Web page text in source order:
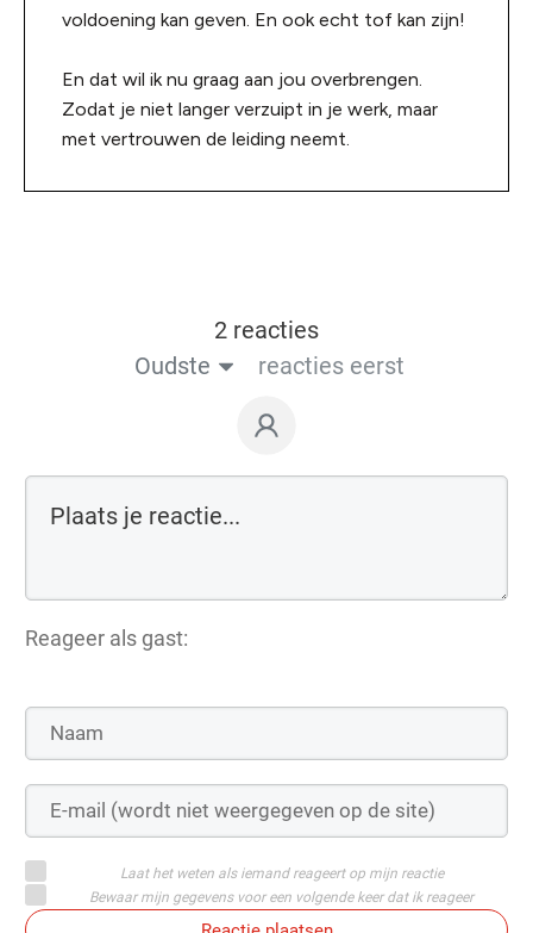
voldoening kan geven. En ook echt tof kan zijn!
En dat wil ik nu graag aan jou overbrengen.
Zodat je niet langer verzuipt in je werk, maar
met vertrouwen de leiding neemt.
2 reacties
Oudste
reacties eerst
Reageer als gast:
Laat het weten als iemand reageert op mijn reactie
Bewaar mijn gegevens voor een volgende keer dat ik reageer